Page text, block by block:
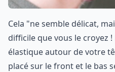
Cela "ne semble délicat,
difficile que vous le croyez
élastique autour de votre
placé sur le front et le bas